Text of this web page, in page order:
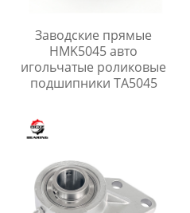
Заводские прямые
HMK5045 авто
игольчатые роликовые
подшипники TA5045